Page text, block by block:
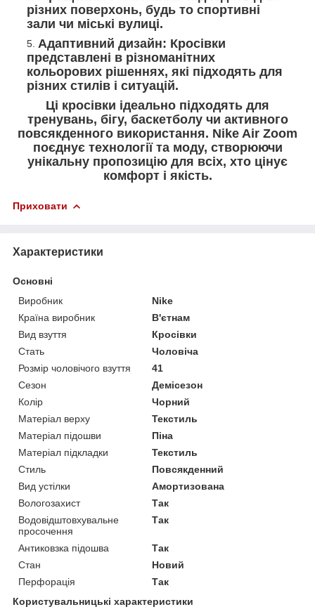
різних поверхонь, будь то спортивні
зали чи міські вулиці.
Адаптивний дизайн: Кросівки
представлені в різноманітних
кольорових рішеннях, які підходять для
різних стилів і ситуацій.
Ці кросівки ідеально підходять для
тренувань, бігу, баскетболу чи активного
повсякденного використання. Nike Air Zoom
поєднує технології та моду, створюючи
унікальну пропозицію для всіх, хто цінує
комфорт і якість.
Приховати
Характеристики
Основні
Виробник
Nike
Країна виробник
В'єтнам
Вид взуття
Кросівки
Стать
Чоловіча
Розмір чоловічого взуття
41
Сезон
Демісезон
Колір
Чорний
Матеріал верху
Текстиль
Матеріал підошви
Піна
Матеріал підкладки
Текстиль
Стиль
Повсякденний
Вид устілки
Амортизована
Вологозахист
Так
Водовідштовхувальне
просочення
Так
Антиковзка підошва
Так
Стан
Новий
Перфорація
Так
Користувальницькі характеристики